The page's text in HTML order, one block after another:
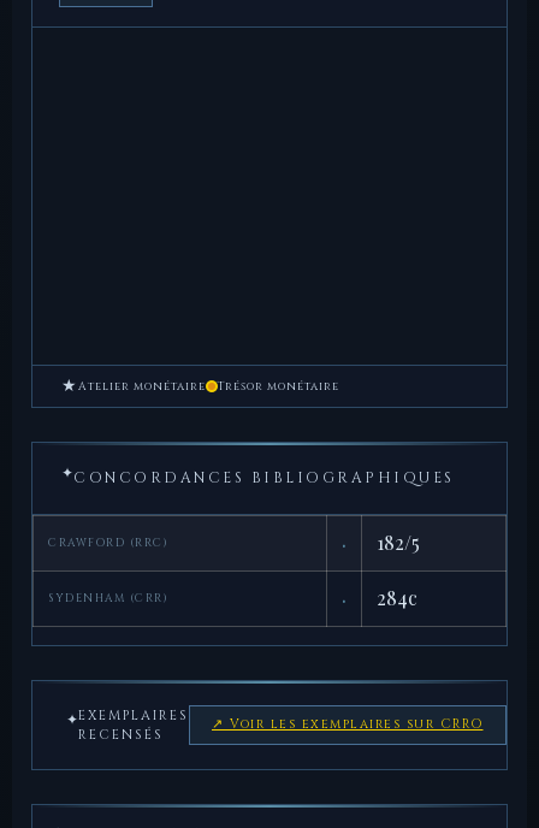
★ Atelier monétaire Trésor monétaire
✦CONCORDANCES BIBLIOGRAPHIQUES
CRAWFORD (RRC) · 182/5
SYDENHAM (CRR) · 284c
✦EXEMPLAIRES
RECENSÉS
↗ Voir les exemplaires sur CRRO